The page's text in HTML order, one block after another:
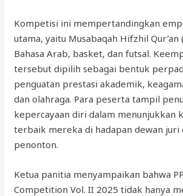
Kompetisi ini mempertandingkan
utama, yaitu Musabaqah Hifzhil
Bahasa Arab, basket, dan futsal.
tersebut dipilih sebagai bentuk
penguatan prestasi akademik,
dan olahraga. Para peserta tampil
kepercayaan diri dalam menunjukkan
terbaik mereka di hadapan dewan juri
penonton.
Ketua panitia menyampaikan bahwa
Competition Vol. II 2025 tidak hanya